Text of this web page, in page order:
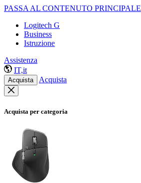
PASSA AL CONTENUTO PRINCIPALE
Logitech G
Business
Istruzione
Assistenza
IT,it
Acquista Acquista
Acquista per categoria